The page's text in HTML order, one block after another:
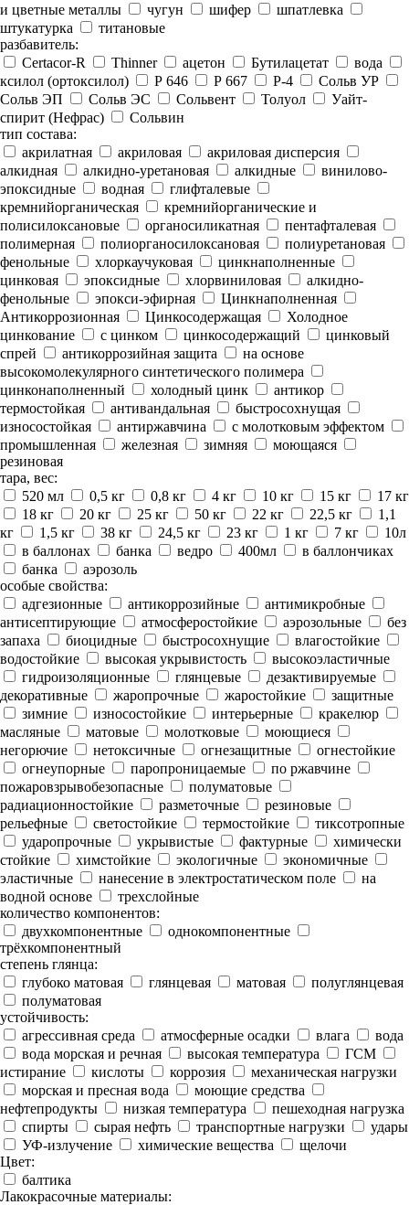
и цветные металлы
чугун шифер
шпатлевка
штукатурка
титановые
разбавитель:
Certacor-R
Thinner ацетон Бутилацетат
вода
ксилол (ортоксилол)
Р 646 Р 667 Р-4
Сольв УР
Сольв ЭП
Сольв ЭС Сольвент Толуол
Уайт-
спирит (Нефрас)
Сольвин
тип состава:
акрилатная
акриловая
акриловая дисперсия
алкидная
алкидно-уретановая алкидные
винилово-
эпоксидные
водная
глифталевые
кремнийорганическая
кремнийорганические и
полисилоксановые
органосиликатная
пентафталевая
полимерная
полиорганосилоксановая
полиуретановая
фенольные
хлоркаучуковая
цинкнаполненные
цинковая
эпоксидные хлорвиниловая
алкидно-
фенольные
эпокси-эфирная
Цинкнаполненная
Антикоррозионная
Цинкосодержащая
Холодное
цинкование
с цинком цинкосодержащий
цинковый
спрей
антикоррозийная защита
на основе
высокомолекулярного синтетического полимера
цинконаполненный
холодный цинк
антикор
термостойкая
антивандальная
быстросохнущая
износостойкая
антиржавчина
с молотковым эффектом
промышленная
железная зимняя
моющаяся
резиновая
тара, вес:
520 мл
0,5 кг 0,8 кг 4 кг 10 кг 15 кг
17 кг
18 кг
20 кг 25 кг 50 кг 22 кг 22,5 кг
1,1
кг
1,5 кг 38 кг 24,5 кг 23 кг 1 кг 7 кг
10л
в баллонах
банка ведро 400мл
в баллончиках
банка
аэрозоль
особые свойства:
адгезионные
антикоррозийные
антимикробные
антисептирующие
атмосферостойкие аэрозольные
без
запаха
биоцидные быстросохнущие
влагостойкие
водостойкие
высокая укрывистость
высокоэластичные
гидроизоляционные
глянцевые
дезактивируемые
декоративные
жаропрочные жаростойкие
защитные
зимние
износостойкие интерьерные
кракелюр
масляные
матовые молотковые
моющиеся
негорючие
нетоксичные огнезащитные
огнестойкие
огнеупорные
паропроницаемые
по ржавчине
пожаровзрывобезопасные
полуматовые
радиационностойкие
разметочные
резиновые
рельефные
светостойкие термостойкие
тиксотропные
ударопрочные
укрывистые фактурные
химически
стойкие
химстойкие экологичные
экономичные
эластичные
нанесение в электростатическом поле
на
водной основе
трехслойные
количество компонентов:
двухкомпонентные
однокомпонентные
трёхкомпонентный
степень глянца:
глубоко матовая
глянцевая матовая
полуглянцевая
полуматовая
устойчивость:
агрессивная среда
атмосферные осадки влага
вода
вода морская и речная
высокая температура
ГСМ
истирание
кислоты коррозия
механическая нагрузки
морская и пресная вода
моющие средства
нефтепродукты
низкая температура
пешеходная нагрузка
спирты
сырая нефть транспортные нагрузки
удары
УФ-излучение
химические вещества
щелочи
Цвет:
балтика
Лакокрасочные материалы: